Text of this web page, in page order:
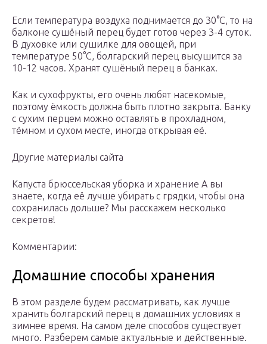
Если температура воздуха поднимается до 30°С, то на
балконе сушёный перец будет готов через 3-4 суток.
В духовке или сушилке для овощей, при
температуре 50°С, болгарский перец высушится за
10-12 часов. Хранят сушёный перец в банках.
Как и сухофрукты, его очень любят насекомые,
поэтому ёмкость должна быть плотно закрыта. Банку
с сухим перцем можно оставлять в прохладном,
тёмном и сухом месте, иногда открывая её.
Другие материалы сайта
Капуста брюссельская уборка и хранение А вы
знаете, когда её лучше убирать с грядки, чтобы она
сохранилась дольше? Мы расскажем несколько
секретов!
Комментарии:
Домашние способы хранения
В этом разделе будем рассматривать, как лучше
хранить болгарский перец в домашних условиях в
зимнее время. На самом деле способов существует
много. Разберем самые актуальные и действенные.